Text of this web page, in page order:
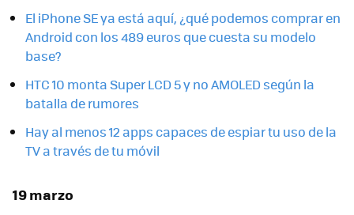
El iPhone SE ya está aquí, ¿qué podemos comprar en
Android con los 489 euros que cuesta su modelo
base?
HTC 10 monta Super LCD 5 y no AMOLED según la
batalla de rumores
Hay al menos 12 apps capaces de espiar tu uso de la
TV a través de tu móvil
19 marzo